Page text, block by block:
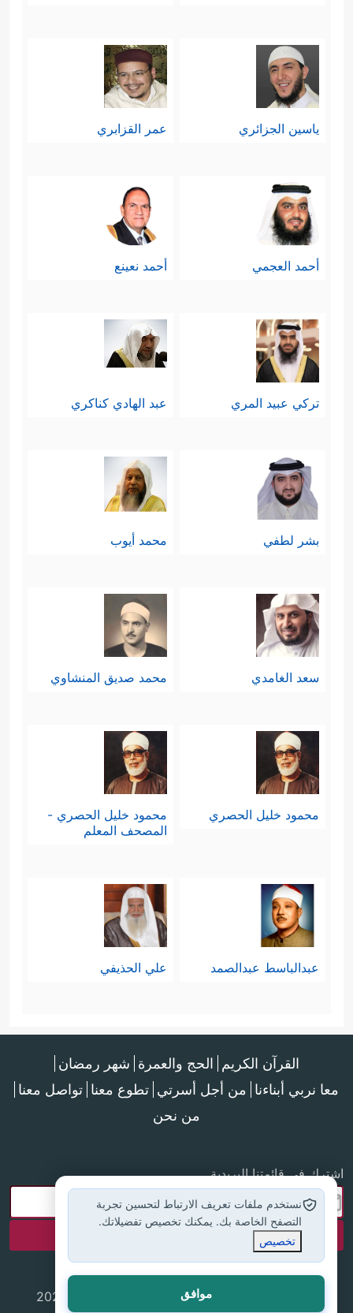
ياسين الجزائري عمر القزابري
أحمد العجمي أحمد نعينع
تركي عبيد المري عبد الهادي كناكري
بشر لطفي محمد أيوب
سعد الغامدي محمد صديق المنشاوي
محمود خليل الحصري
محمود خليل الحصري -
المصحف المعلم
عبدالباسط عبدالصمد علي الحذيفي
القرآن الكريم الحج والعمرة شهر رمضان
معا نربي أبناءنا من أجل أسرتي تطوع معنا تواصل معنا
من نحن
اشترك في قائمتنا البريدية
جميع الحقوق محفوظة لموقع إسلام أون لاين © 2025
نستخدم ملفات تعريف الارتباط لتحسين تجربة
التصفح الخاصة بك. يمكنك تخصيص تفضيلاتك.
تخصيص
موافق